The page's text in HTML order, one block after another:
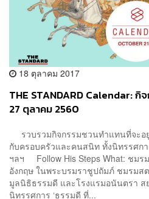
18 ตุลาคม 2017
THE STANDARD Calendar: กิ
27 ตุลาคม 2560
รวบรวมกิจกรรมชวนทำแทนที่จะอ
กับครอบครัวและคนสนิท ทั้งนิทรรศก
ฯลฯ Follow His Steps What: ชมร
อังกฤษ ในพระบรมราชูปถัมภ์ ชมรมส
มูลนิธิธรรมดี และโรงแรมอนันตรา ส
นิทรรศการ ‘ธรรมดี ที่...